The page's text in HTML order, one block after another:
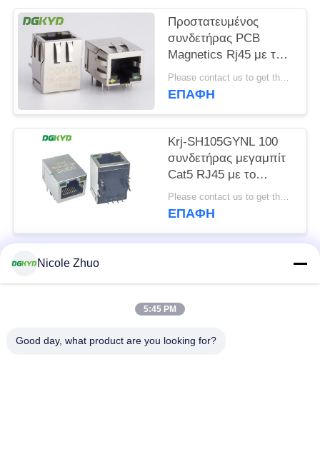
Προστατευμένος
συνδετήρας PCB
Magnetics Rj45 με τον
ενσωματωμένο
μετασχηματιστή
Please contact us to get the latest price. MOQ:1 κομμάτι
ΕΠΑΦΉ
Krj-SH105GYNL 100
συνδετήρας μεγαμπίτ
Cat5 RJ45 με το
μετασχηματιστή για το
διακόπτη δικτύωσης,
Please contact us to get the latest price. MOQ:1 κομμάτι
ΕΠΑΦΉ
Λαϊκή κατηγορία
συνδετήρας
συνδετήρας
Nicole Zhuo
5:45 PM
Good day, what product are you looking for?